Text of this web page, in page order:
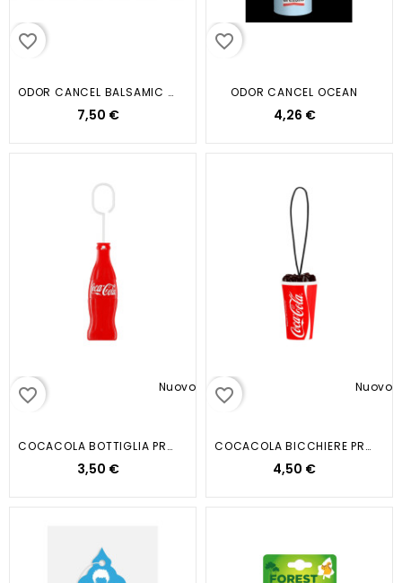
favorite_border
ODOR CANCEL BALSAMIC BLISTER...
7,50 €
favorite_border
ODOR CANCEL OCEAN
4,26 €
Nuovo
favorite_border
COCACOLA BOTTIGLIA PROFUMO PER...
3,50 €
Nuovo
favorite_border
COCACOLA BICCHIERE PROFUMO PER...
4,50 €